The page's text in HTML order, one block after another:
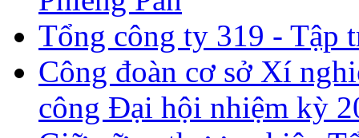
Tổng công ty 319 - Tập
Công đoàn cơ sở Xí
công Đại hội nhiệm kỳ